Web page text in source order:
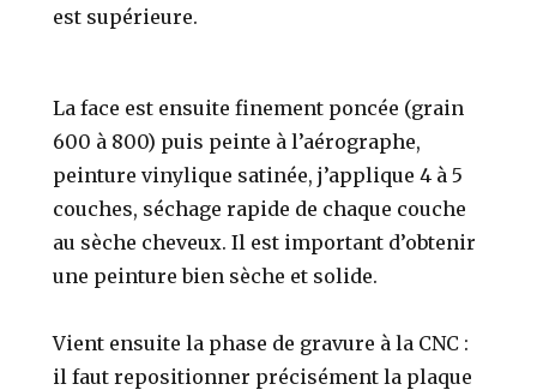
est supérieure.
La face est ensuite finement poncée (grain
600 à 800) puis peinte à l’aérographe,
peinture vinylique satinée, j’applique 4 à 5
couches, séchage rapide de chaque couche
au sèche cheveux. Il est important d’obtenir
une peinture bien sèche et solide.
Vient ensuite la phase de gravure à la CNC :
il faut repositionner précisément la plaque